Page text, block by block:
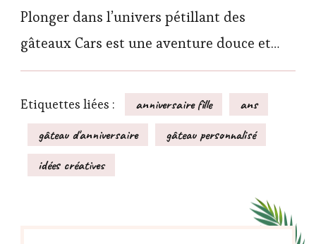
Plonger dans l’univers pétillant des
gâteaux Cars est une aventure douce et…
Etiquettes liées : anniversaire fille
ans
gâteau d'anniversaire
gâteau personnalisé
idées créatives